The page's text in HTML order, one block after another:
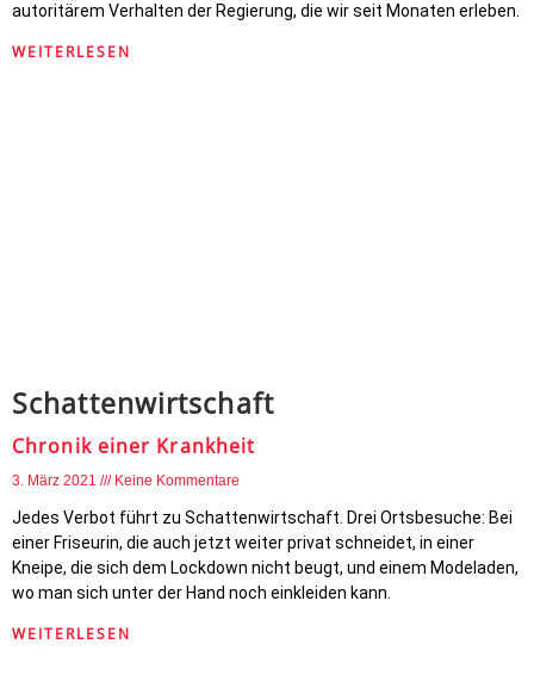
autoritärem Verhalten der Regierung, die wir seit Monaten erleben.
WEITERLESEN
Schattenwirtschaft
Chronik einer Krankheit
3. März 2021 Keine Kommentare
Jedes Verbot führt zu Schattenwirtschaft. Drei Ortsbesuche: Bei
einer Friseurin, die auch jetzt weiter privat schneidet, in einer
Kneipe, die sich dem Lockdown nicht beugt, und einem Modeladen,
wo man sich unter der Hand noch einkleiden kann.
WEITERLESEN